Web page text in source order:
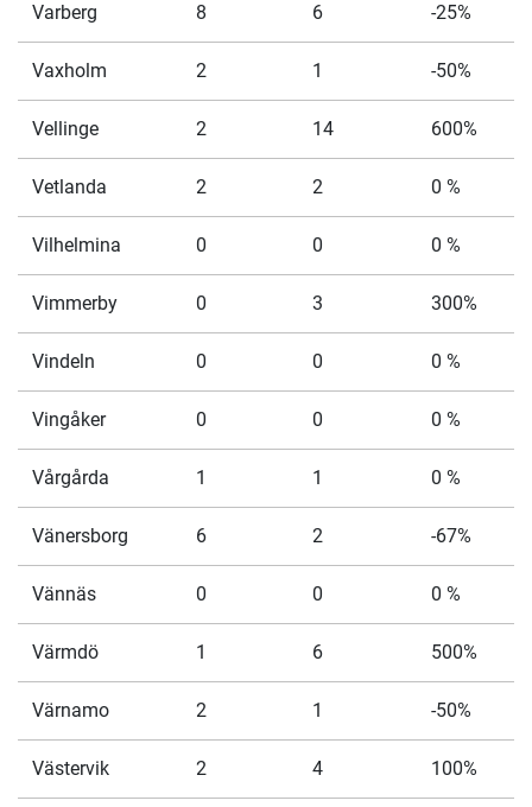
Varberg 8 6 -25%
Vaxholm 2 1 -50%
Vellinge 2 14 600%
Vetlanda 2 2 0 %
Vilhelmina 0 0 0 %
Vimmerby 0 3 300%
Vindeln 0 0 0 %
Vingåker 0 0 0 %
Vårgårda 1 1 0 %
Vänersborg 6 2 -67%
Vännäs 0 0 0 %
Värmdö 1 6 500%
Värnamo 2 1 -50%
Västervik 2 4 100%